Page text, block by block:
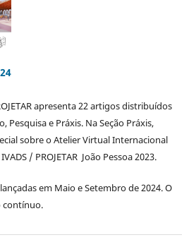
apresenta 22 artigos distribuídos
Pesquisa e Práxis. Na Seção Práxis,
sobre o Atelier Virtual Internacional
/ PROJETAR João Pessoa 2023.
em Maio e Setembro de 2024. O
contínuo.